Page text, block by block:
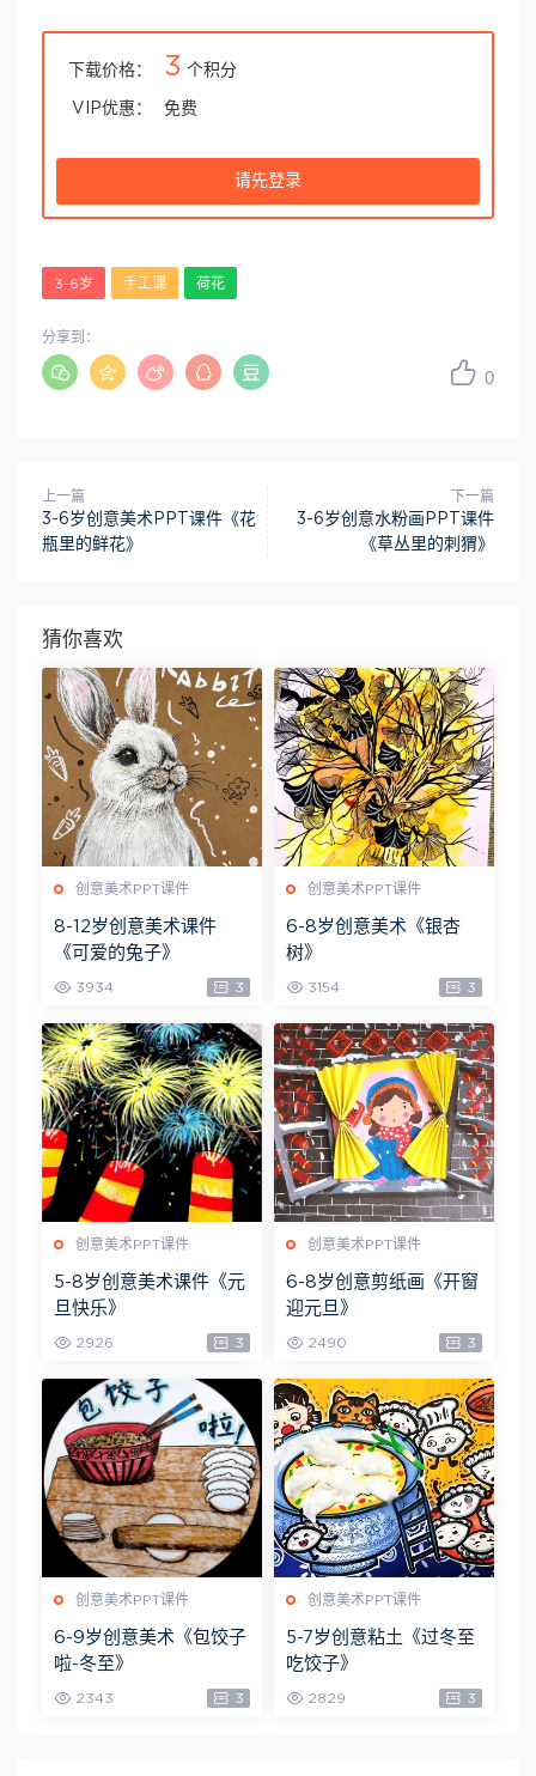
下载价格： 3 个积分
VIP优惠： 免费
请先登录
3-6岁 手工课 荷花
0
分享到：
上一篇
3-6岁创意美术PPT课件《花
瓶里的鲜花》
下一篇
3-6岁创意水粉画PPT课件
《草丛里的刺猬》
猜你喜欢
创意美术PPT课件
8-12岁创意美术课件
《可爱的兔子》
3934 3
创意美术PPT课件
6-8岁创意美术《银杏
树》
3154 3
创意美术PPT课件
5-8岁创意美术课件《元
旦快乐》
2926 3
创意美术PPT课件
6-8岁创意剪纸画《开窗
迎元旦》
2490 3
创意美术PPT课件
6-9岁创意美术《包饺子
啦-冬至》
2343 3
创意美术PPT课件
5-7岁创意粘土《过冬至
吃饺子》
2829 3